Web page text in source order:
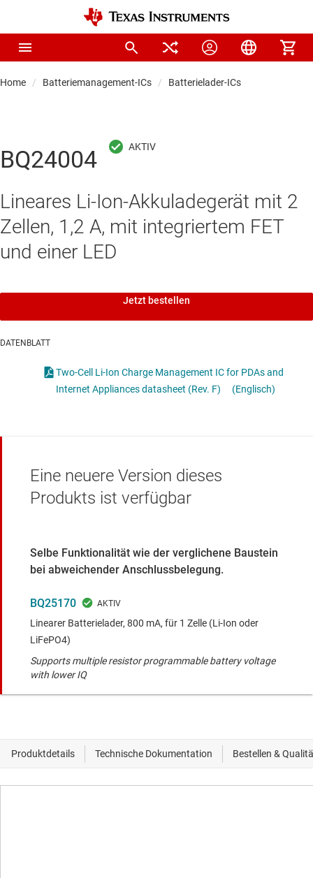
Home Batteriemanagement-ICs Batterielader-ICs
BQ24004
Lineares Li-Ion-Akkuladegerät mit 2
Zellen, 1,2 A, mit integriertem FET
und einer LED
Jetzt bestellen
DATENBLATT
Two-Cell Li-Ion Charge Management IC for PDAs and
Internet Appliances datasheet (Rev. F)
(Englisch)
Eine neuere Version dieses
Produkts ist verfügbar
Selbe Funktionalität wie der verglichene Baustein
bei abweichender Anschlussbelegung.
BQ25170
Linearer Batterielader, 800 mA, für 1 Zelle (Li-Ion oder
LiFePO4)
Supports multiple resistor programmable battery voltage
with lower IQ